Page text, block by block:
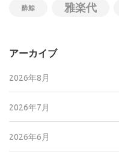
酔鯨 雅楽代
アーカイブ
2026年8月
2026年7月
2026年6月